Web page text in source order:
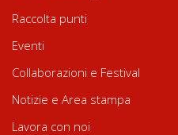
Raccolta punti
Eventi
Collaborazioni e Festival
Notizie e Area stampa
Lavora con noi